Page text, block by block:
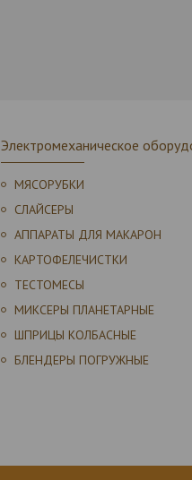
Электромеханическое
МЯСОРУБКИ
СЛАЙСЕРЫ
АППАРАТЫ ДЛЯ МАКАРОН
КАРТОФЕЛЕЧИСТКИ
ТЕСТОМЕСЫ
МИКСЕРЫ ПЛАНЕТАРНЫЕ
ШПРИЦЫ КОЛБАСНЫЕ
БЛЕНДЕРЫ ПОГРУЖНЫЕ